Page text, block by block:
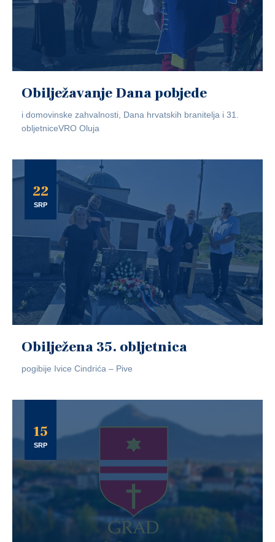
Obilježavanje Dana pobjede
i domovinske zahvalnosti, Dana hrvatskih branitelja i 31.
obljetniceVRO Oluja
22
SRP
Obilježena 35. obljetnica
pogibije Ivice Cindrića – Pive
15
SRP